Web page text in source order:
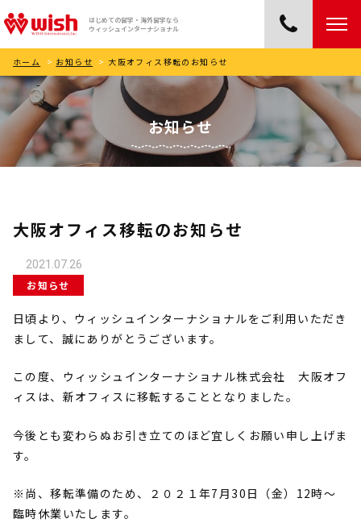
はじめての留学・海外留学なら
ウィッシュインターナショナル
ホーム > お知らせ > 大阪オフィス移転のお知らせ
お知らせ
大阪オフィス移転のお知らせ
2021.07.26
お知らせ
日頃より、ウィッシュインターナショナルをご利用いただき
まして、誠にありがとうございます。
この度、ウィッシュインターナショナル株式会社 大阪オフ
ィスは、新オフィスに移転することとなりました。
今後とも変わらぬお引き立てのほど宜しくお願い申し上げま
す。
※尚、移転準備のため、２０２１年7月30日（金）12時～
臨時休業いたします。